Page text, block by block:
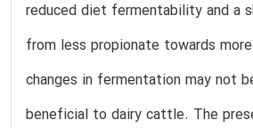
reduced diet fermentability and a
from less propionate towards
changes in fermentation may not
beneficial to dairy cattle. The